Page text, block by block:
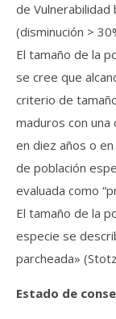
de
(disminución >
El tamaño de la
se cree que
criterio de
maduros con una
en diez años o
de población
evaluada como
El tamaño de la
especie se
parcheada»
Estado de